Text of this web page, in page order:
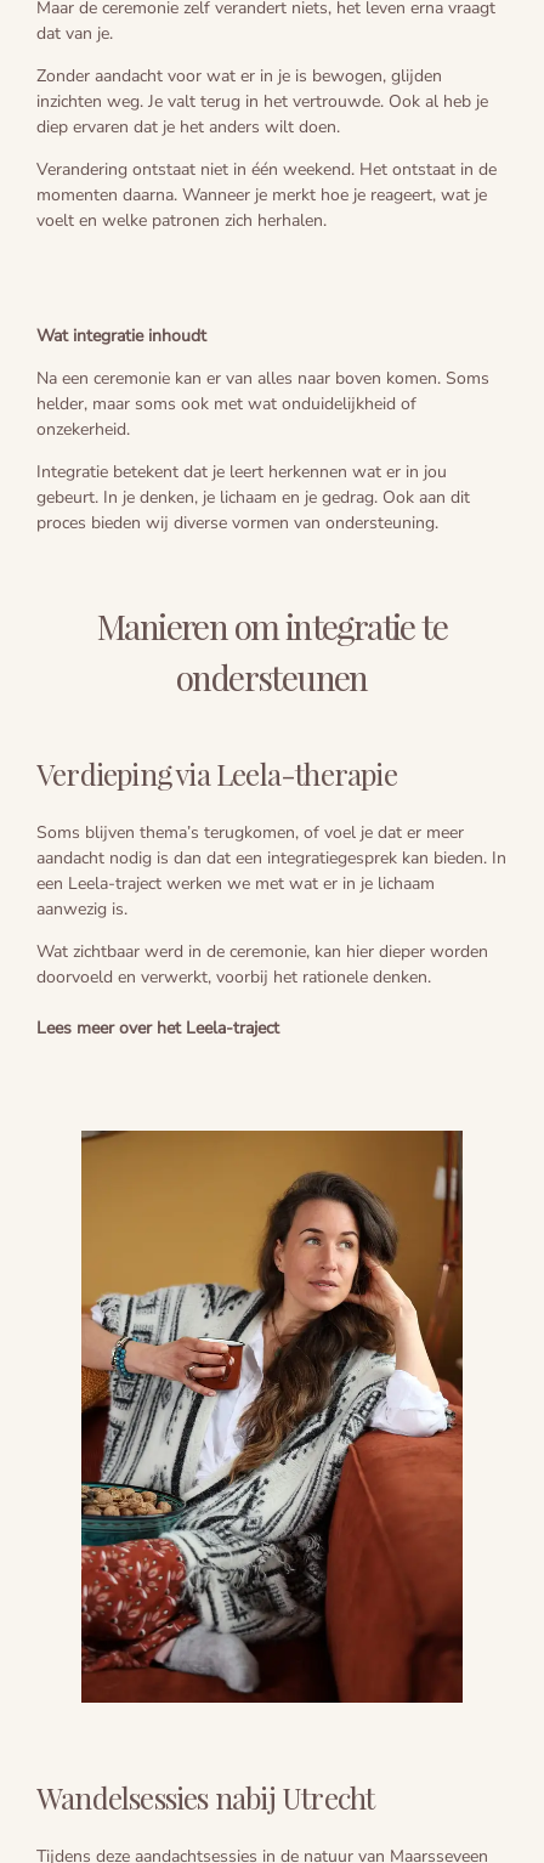
Maar de ceremonie zelf verandert niets, het leven erna vraagt
dat van je.
Zonder aandacht voor wat er in je is bewogen, glijden
inzichten weg. Je valt terug in het vertrouwde. Ook al heb je
diep ervaren dat je het anders wilt doen.
Verandering ontstaat niet in één weekend. Het ontstaat in de
momenten daarna. Wanneer je merkt hoe je reageert, wat je
voelt en welke patronen zich herhalen.
Wat integratie inhoudt
Na een ceremonie kan er van alles naar boven komen. Soms
helder, maar soms ook met wat onduidelijkheid of
onzekerheid.
Integratie betekent dat je leert herkennen wat er in jou
gebeurt. In je denken, je lichaam en je gedrag. Ook aan dit
proces bieden wij diverse vormen van ondersteuning.
Manieren om integratie te
ondersteunen
Verdieping via Leela-therapie
Soms blijven thema’s terugkomen, of voel je dat er meer
aandacht nodig is dan dat een integratiegesprek kan bieden. In
een Leela-traject werken we met wat er in je lichaam
aanwezig is.
Wat zichtbaar werd in de ceremonie, kan hier dieper worden
doorvoeld en verwerkt, voorbij het rationele denken.
Lees meer over het Leela-traject
Wandelsessies nabij Utrecht
Tijdens deze aandachtsessies in de natuur van Maarsseveen